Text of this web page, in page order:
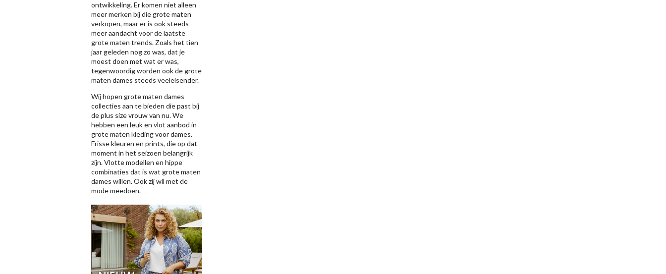
ontwikkeling. Er komen niet alleen
meer merken bij die grote maten
verkopen, maar er is ook steeds
meer aandacht voor de laatste
grote maten trends. Zoals het tien
jaar geleden nog zo was, dat je
moest doen met wat er was,
tegenwoordig worden ook de grote
maten dames steeds veeleisender.
Wij hopen grote maten dames
collecties aan te bieden die past bij
de plus size vrouw van nu. We
hebben een leuk en vlot aanbod in
grote maten kleding voor dames.
Frisse kleuren en prints, die op dat
moment in het seizoen belangrijk
zijn. Vlotte modellen en hippe
combinaties dat is wat grote maten
dames willen. Ook zij wil met de
mode meedoen.